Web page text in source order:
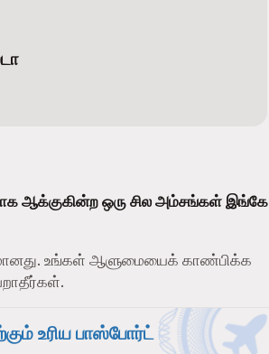
ஆக்குகின்ற ஒரு சில அம்சங்கள் இங்கே
உங்கள் ஆளுமையைக் காண்பிக்க
உரிய பாஸ்போர்ட்